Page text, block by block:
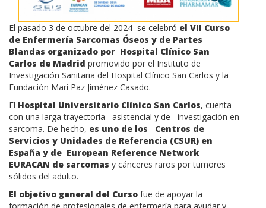
El pasado 3 de octubre del 2024 se celebró el VII Curso
de Enfermería Sarcomas Óseos y de Partes
Blandas organizado por Hospital Clínico San
Carlos de Madrid promovido por el Instituto de
Investigación Sanitaria del Hospital Clínico San Carlos y la
Fundación Mari Paz Jiménez Casado.
El Hospital Universitario Clínico San Carlos, cuenta
con una larga trayectoria asistencial y de investigación en
sarcoma. De hecho, es uno de los Centros de
Servicios y Unidades de Referencia (CSUR) en
España y de European Reference Network
EURACAN de sarcomas y cánceres raros por tumores
sólidos del adulto.
El objetivo general del Curso fue de apoyar la